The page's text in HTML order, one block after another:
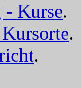
- Kurse.
.
.